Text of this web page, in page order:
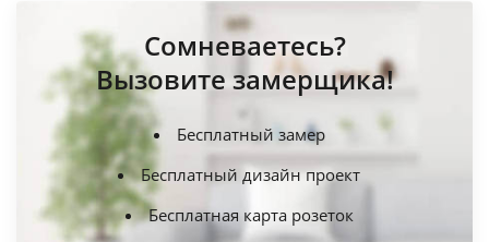
Сомневаетесь?
Вызовите замерщика!
Бесплатный замер
Бесплатный дизайн проект
Бесплатная карта розеток